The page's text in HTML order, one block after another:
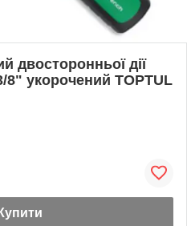
двосторонньої дії
укорочений TOPTUL
Купити